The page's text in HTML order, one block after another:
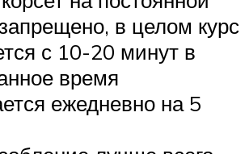
в целом курс
с 10-20 минут в
время
ежедневно на 5